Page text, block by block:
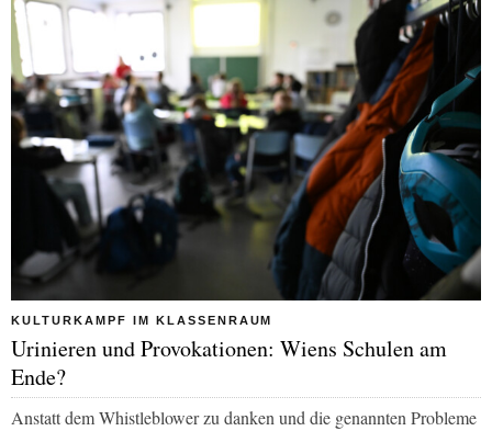
KULTURKAMPF IM KLASSENRAUM
Urinieren und Provokationen: Wiens Schulen am
Ende?
Anstatt dem Whistleblower zu danken und die genannten Probleme